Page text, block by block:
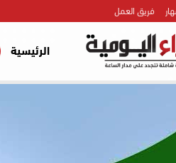
فريق العمل
الرئيسية